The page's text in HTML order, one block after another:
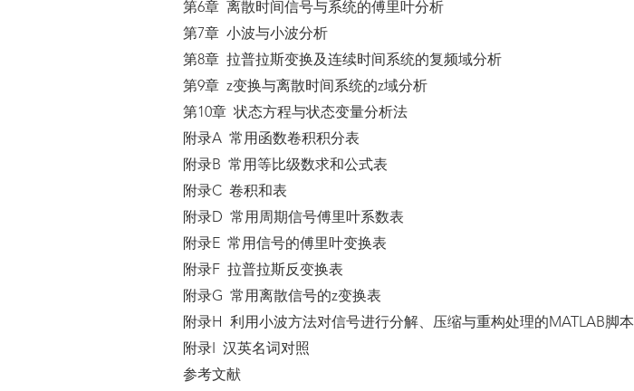
第6章 离散时间信号与系统的傅里叶分析
第7章 小波与小波分析
第8章 拉普拉斯变换及连续时间系统的复频域分析
第9章 z变换与离散时间系统的z域分析
第10章 状态方程与状态变量分析法
附录A 常用函数卷积积分表
附录B 常用等比级数求和公式表
附录C 卷积和表
附录D 常用周期信号傅里叶系数表
附录E 常用信号的傅里叶变换表
附录F 拉普拉斯反变换表
附录G 常用离散信号的z变换表
附录H 利用小波方法对信号进行分解、压缩与重构处理的MATLAB脚本
附录I 汉英名词对照
参考文献